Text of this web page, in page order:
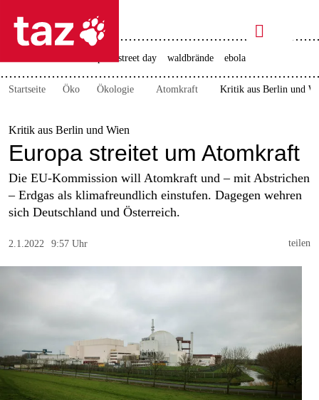
 taz zahl ich
taz zahl ich
themen
politik
öko
nord
wahrheit

taz zahl ich
christopher street day waldbrände ebola
Startseite Öko Ökologie Atomkraft Kritik aus Berlin und
Kritik aus Berlin und Wien
Europa streitet um Atomkraft
Die EU-Kommission will Atomkraft und – mit Abstrichen
– Erdgas als klimafreundlich einstufen. Dagegen wehren
sich Deutschland und Österreich.
2.1.2022 9:57 Uhr teilen